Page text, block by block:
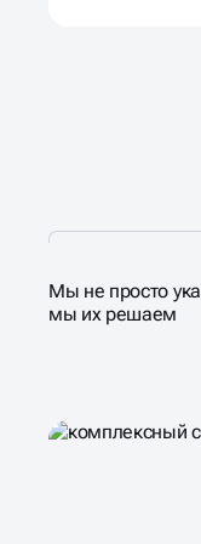
Мы не просто
мы их решаем